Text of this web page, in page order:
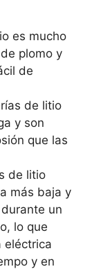
es mucho
plomo y
de
de litio
y son
que las
de litio
más baja y
un
lo que
eléctrica
y en